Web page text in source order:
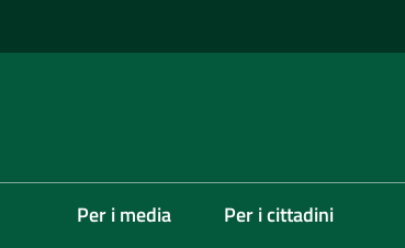
Per i media Per i cittadini